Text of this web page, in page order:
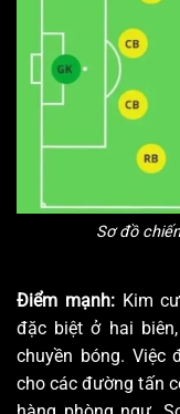
Sơ đồ
Điểm mạnh:Kim
đặc biệt ở hai
chuyền bóng. Việc
cho các đường tấn